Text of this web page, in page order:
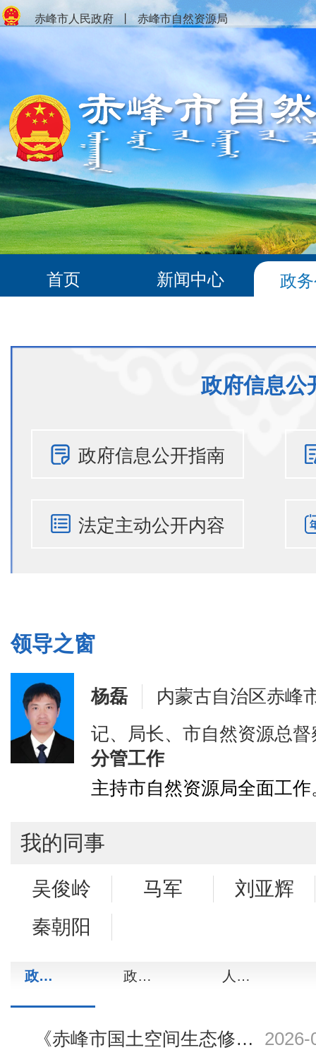
赤峰市人民政府 赤峰市自然资源局
首页 新闻中心 政
政府信息公
政府信息公开指南
法定主动公开内容
领导之窗
杨磊
内蒙古自治区赤峰
记、局长、市自然资源总督
分管工作
主持市自然资源局全面工作
我的同事
吴俊岭 马军
刘亚辉
秦朝阳
政策解读 政策法规 人事信息
《赤峰市国土空间生态修复规划（2021—2035年）》印发实施 2026-